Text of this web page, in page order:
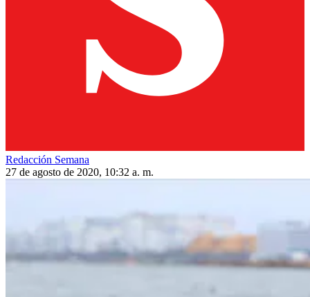
Redacción Semana
27 de agosto de 2020, 10:32 a. m.